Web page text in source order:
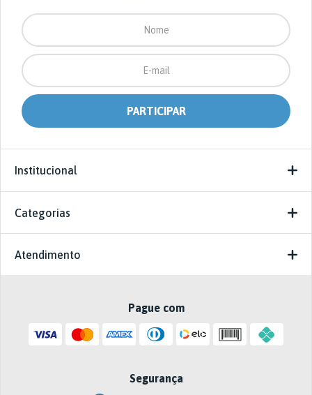
Institucional
Categorias
Atendimento
Pague com
Segurança